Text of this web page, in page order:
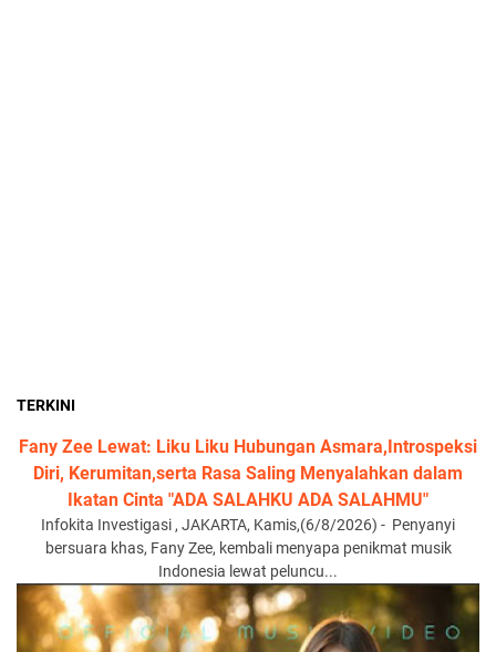
TERKINI
Fany Zee Lewat: Liku Liku Hubungan Asmara,Introspeksi
Diri, Kerumitan,serta Rasa Saling Menyalahkan dalam
Ikatan Cinta "ADA SALAHKU ADA SALAHMU"
Infokita Investigasi , JAKARTA, Kamis,(6/8/2026) - Penyanyi
bersuara khas, Fany Zee, kembali menyapa penikmat musik
Indonesia lewat peluncu...